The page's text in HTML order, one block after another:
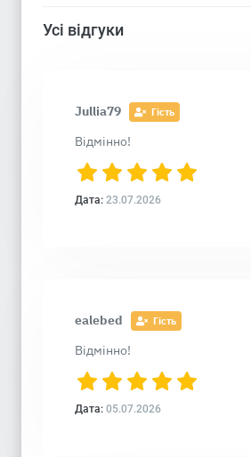
Усі відгуки
Jullia79 Гість
Відмінно!
Дата: 23.07.2026
ealebed Гість
Відмінно!
Дата: 05.07.2026